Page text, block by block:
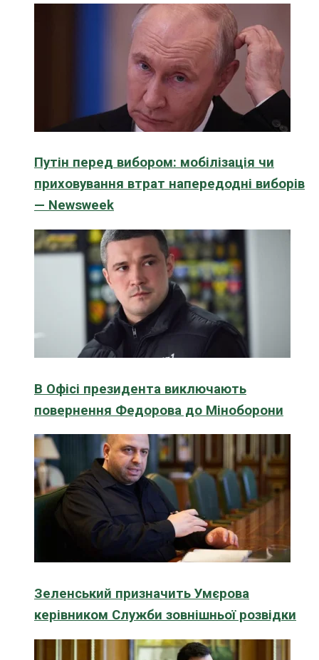
Путін перед вибором: мобілізація чи
приховування втрат напередодні виборів
— Newsweek
В Офісі президента виключають
повернення Федорова до Міноборони
Зеленський призначить Умєрова
керівником Служби зовнішньої розвідки